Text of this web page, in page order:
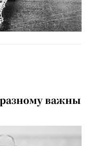
важны